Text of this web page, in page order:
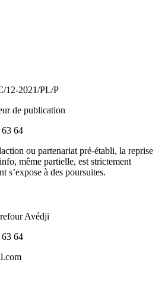
12-2021/PL/P
de publication
64
ou partenariat pré-établi, la reprise
même partielle, est strictement
s’expose à des poursuites.
Avédji
64